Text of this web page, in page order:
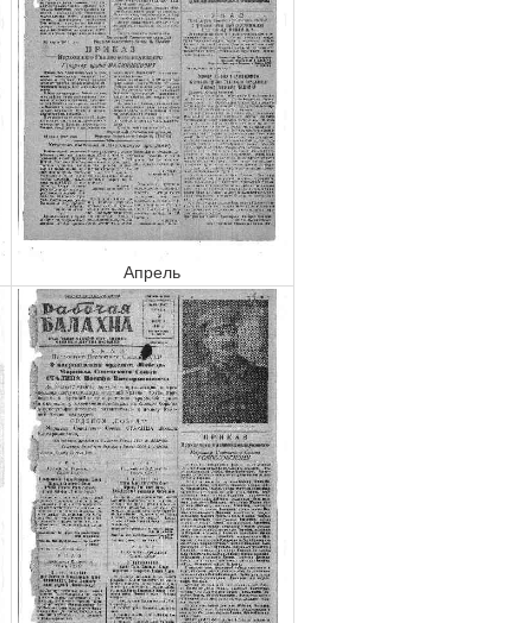
Апрель